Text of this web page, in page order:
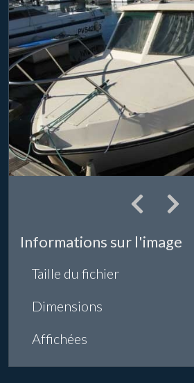
Informations sur l'image
Taille du fichier
Dimensions
Affichées